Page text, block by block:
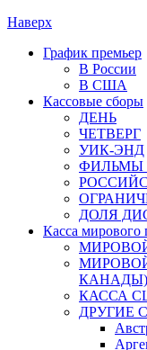
Наверх
График премьер
В России
В США
Кассовые сборы
ДЕНЬ
ЧЕТВЕРГ
УИК-ЭНД
ФИЛЬМЫ
ДОЛЯ
Касса мирового
КАНАДЫ)
КАССА
ДРУГИЕ